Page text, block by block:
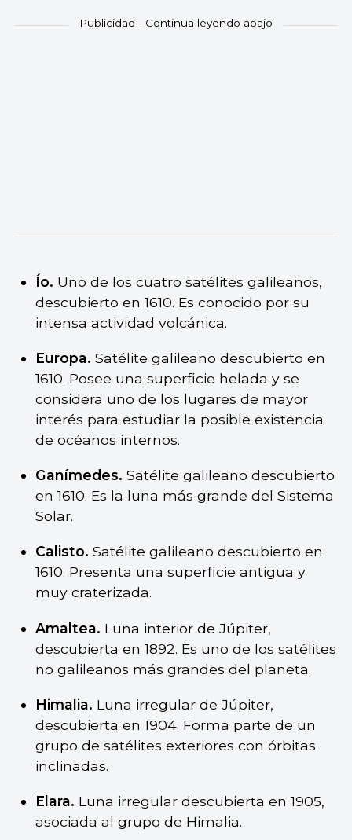
Ío. Uno de los cuatro satélites galileanos,
descubierto en 1610. Es conocido por su
intensa actividad volcánica.
Europa. Satélite galileano descubierto en
1610. Posee una superficie helada y se
considera uno de los lugares de mayor
interés para estudiar la posible existencia
de océanos internos.
Ganímedes. Satélite galileano descubierto
en 1610. Es la luna más grande del Sistema
Solar.
Calisto. Satélite galileano descubierto en
1610. Presenta una superficie antigua y
muy craterizada.
Amaltea. Luna interior de Júpiter,
descubierta en 1892. Es uno de los satélites
no galileanos más grandes del planeta.
Himalia. Luna irregular de Júpiter,
descubierta en 1904. Forma parte de un
grupo de satélites exteriores con órbitas
inclinadas.
Elara. Luna irregular descubierta en 1905,
asociada al grupo de Himalia.